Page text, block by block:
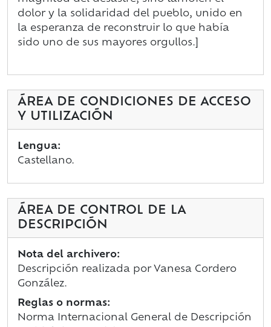
dolor y la solidaridad del pueblo, unido en
la esperanza de reconstruir lo que había
sido uno de sus mayores orgullos.]
ÁREA DE CONDICIONES DE ACCESO
Y UTILIZACIÓN
Lengua:
Castellano.
ÁREA DE CONTROL DE LA
DESCRIPCIÓN
Nota del archivero:
Descripción realizada por Vanesa Cordero
González.
Reglas o normas:
Norma Internacional General de Descripción